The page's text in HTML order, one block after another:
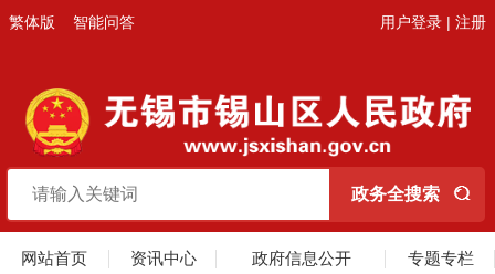
繁体版 智能问答 用户登录 | 注册
网站首页 资讯中心 政府信息公开 专题专栏